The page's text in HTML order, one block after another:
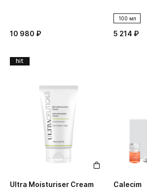
10 980 ₽
100 мл
5 214 ₽
hit
Ultra Moisturiser Cream Calecim